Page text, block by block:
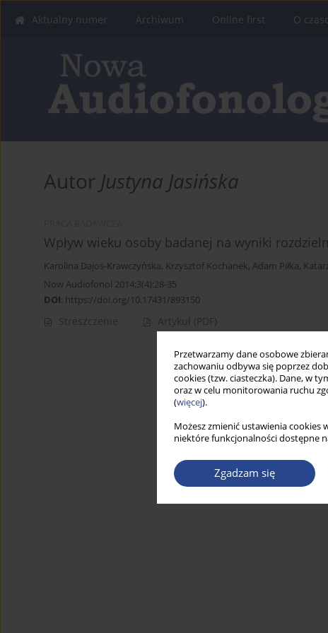
Przetwarzamy dane osobowe
zachowaniu odbywa się poprzez
cookies (tzw. ciasteczka). Dane, w
oraz w celu monitorowania ruchu
(więcej).
Możesz zmienić ustawienia cookies
niektóre funkcjonalności dostępne
Zgadzam się
Aktualny numer Archiwum Online first O
Autor Justyna Jasińska
Wpływ wieku osoby badanej na wyniki
Karolina Dajos-Krawczyńska, Krzysztof Kochanek, Adam Piłka,
Now Audiofonol 2014;3(4):28-35
DOI: https://doi.org/10.17431/893150
Streszczenie Artykuł (PDF)